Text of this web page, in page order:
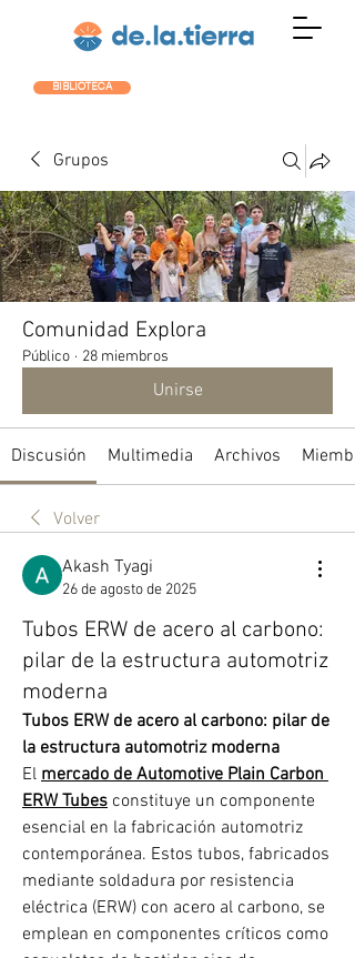
BIBLIOTECA
Grupos
Comunidad Explora
Público · 28 miembros
Unirse
Discusión Multimedia Archivos
Volver
Akash Tyagi
26 de agosto de 2025
Tubos ERW de acero al carbono:
pilar de la estructura automotriz
moderna
Tubos ERW de acero al carbono: pilar de
la estructura automotriz moderna
El mercado de Automotive Plain Carbon
ERW Tubes constituye un componente
esencial en la fabricación automotriz
contemporánea. Estos tubos, fabricados
mediante soldadura por resistencia
eléctrica (ERW) con acero al carbono, se
emplean en componentes críticos como